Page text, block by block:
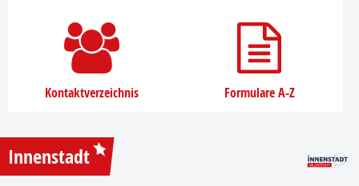
Kontaktverzeichnis Formulare A-Z
Innenstadt